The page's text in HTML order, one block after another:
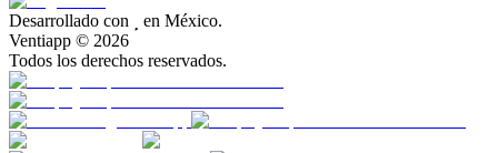
Desarrollado con
en México.
Ventiapp © 2026
Todos los derechos reservados.